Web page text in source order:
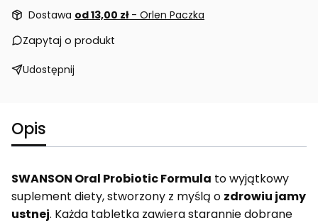
Dostawa od 13,00 zł - Orlen Paczka
Zapytaj o produkt
Udostępnij
Opis
SWANSON Oral Probiotic Formula to wyjątkowy
suplement diety, stworzony z myślą o zdrowiu jamy
ustnej. Każda tabletka zawiera starannie dobrane